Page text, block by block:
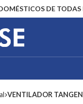
DE TODAS
VENTILADOR